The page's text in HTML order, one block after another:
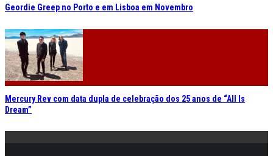
Geordie Greep no Porto e em Lisboa em Novembro
Mercury Rev com data dupla de celebração dos 25 anos de “All Is
Dream”